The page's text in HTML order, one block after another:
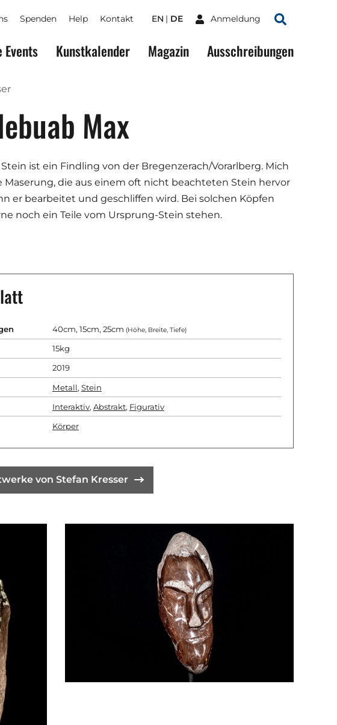
Spenden Help Kontakt EN DE Anmeldung
Suchen
Events Kunstkalender Magazin Ausschreibungen
Max
ist ein Findling von der Bregenzerach/Vorarlberg. Mich
Maserung, die aus einem oft nicht beachteten Stein hervor
er bearbeitet und geschliffen wird. Bei solchen Köpfen
noch ein Teile vom Ursprung-Stein stehen.
40cm, 15cm, 25cm (Höhe, Breite, Tiefe)
15kg
2019
Metall, Stein
Interaktiv, Abstrakt, Figurativ
Körper
von Stefan Kresser